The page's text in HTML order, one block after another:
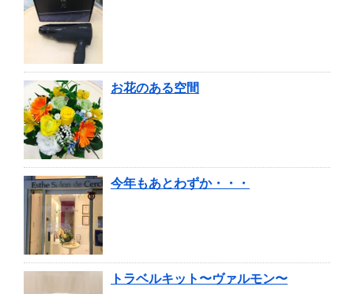
お花のある空間
今年もあとわずか・・・
トラベルキット〜ヴァルモン〜